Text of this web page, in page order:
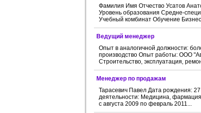
Фамилия Имя Отчество Усатов
Уровень образования Средне-
Учебный комбинат Обучение
Ведущий менеджер
Опыт в аналогичной должности:
производство Опыт работы: ООО
Строительство‚ эксплуатация‚
Менеджер по продажам
Тарасевич Павел Дата рождения:
деятельности: Медицина,
с августа 2009 по февраль 2011...